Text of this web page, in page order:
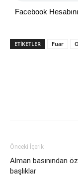
Facebook
ETİKETLER Fuar
Önceki İçerik
Alman basınından
başlıklar